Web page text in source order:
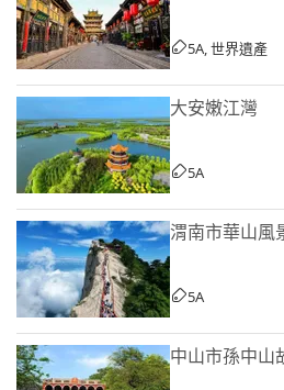
5A, 世界遺產
大安嫩江灣
5A
渭南市華山風
5A
中山市孫中山